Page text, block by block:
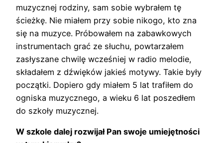
muzycznej rodziny, sam sobie wybrałem tę
ścieżkę. Nie miałem przy sobie nikogo, kto zna
się na muzyce. Próbowałem na zabawkowych
instrumentach grać ze słuchu, powtarzałem
zasłyszane chwilę wcześniej w radio melodie,
składałem z dźwięków jakieś motywy. Takie były
początki. Dopiero gdy miałem 5 lat trafiłem do
ogniska muzycznego, a wieku 6 lat poszedłem
do szkoły muzycznej.
W szkole dalej rozwijał Pan swoje umiejętności